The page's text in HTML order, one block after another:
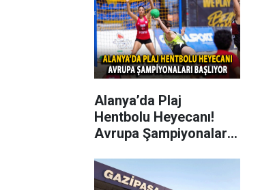
Alanya’da Plaj
Hentbolu Heyecanı!
Avrupa Şampiyonaları